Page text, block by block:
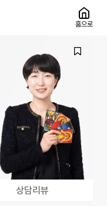
홈으로
상담리뷰